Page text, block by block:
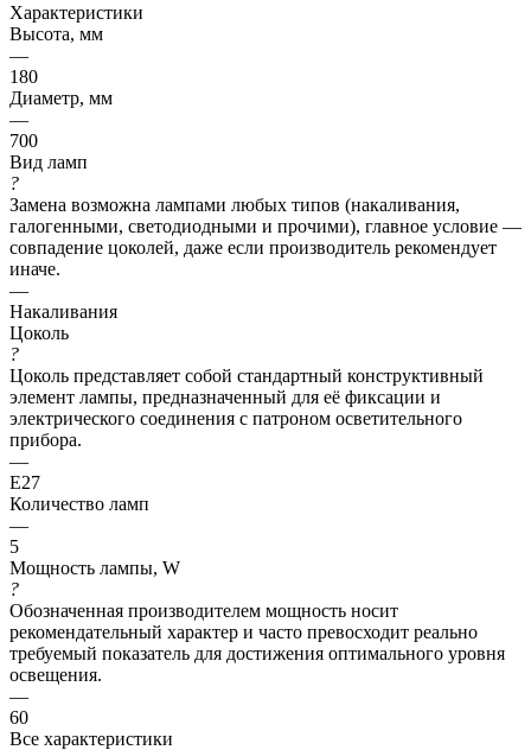
Характеристики
Высота, мм
—
180
Диаметр, мм
—
700
Вид ламп
?
Замена возможна лампами любых типов (накаливания,
галогенными, светодиодными и прочими), главное условие —
совпадение цоколей, даже если производитель рекомендует
иначе.
—
Накаливания
Цоколь
?
Цоколь представляет собой стандартный конструктивный
элемент лампы, предназначенный для её фиксации и
электрического соединения с патроном осветительного
прибора.
—
E27
Количество ламп
—
5
Мощность лампы, W
?
Обозначенная производителем мощность носит
рекомендательный характер и часто превосходит реально
требуемый показатель для достижения оптимального уровня
освещения.
—
60
Все характеристики